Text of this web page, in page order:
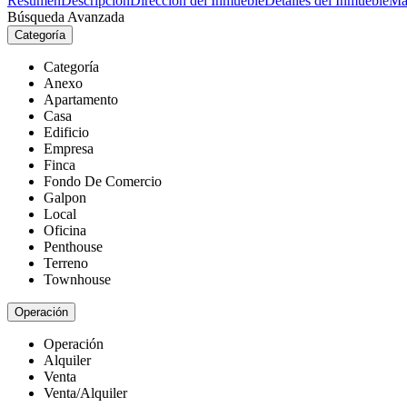
Búsqueda Avanzada
Categoría
Categoría
Anexo
Apartamento
Casa
Edificio
Empresa
Finca
Fondo De Comercio
Galpon
Local
Oficina
Penthouse
Terreno
Townhouse
Operación
Operación
Alquiler
Venta
Venta/Alquiler